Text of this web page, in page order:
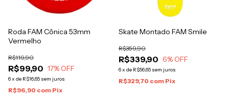
Roda FAM Cônica 53mm
Vermelho
R$99,90
R$119,90
17% OFF
6x de R$16,65 sem juros
R$96,90 com Pix
Skate Montado FAM Smile
R$339,90
R$359,90
6% OFF
6x de R$56,65 sem juros
R$329,70 com Pix